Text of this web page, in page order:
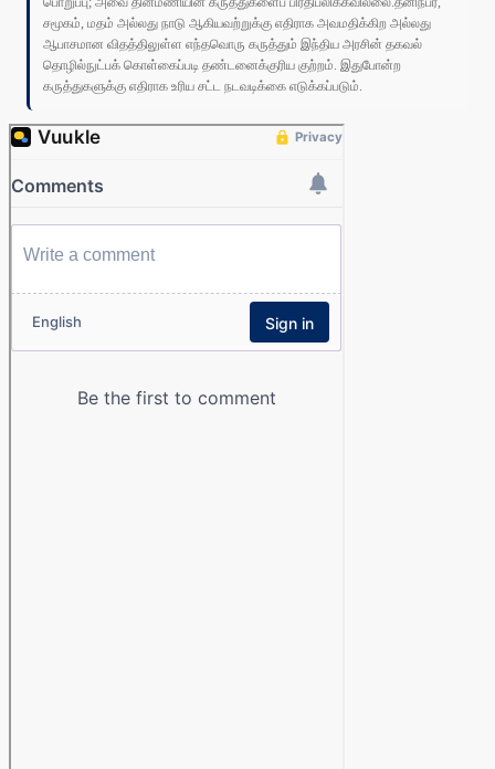
சமூகம், மதம் அல்லது நாடு ஆகியவற்றுக்கு எதிராக அவமதிக்கிற அல்லது
ஆபாசமான விதத்திலுள்ள எந்தவொரு கருத்தும் இந்திய அரசின் தகவல்
தொழில்நுட்பக் கொள்கைப்படி தண்டனைக்குரிய குற்றம். இதுபோன்ற
கருத்துகளுக்கு எதிராக உரிய சட்ட நடவடிக்கை எடுக்கப்படும்.